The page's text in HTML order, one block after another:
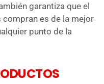
garantiza que el
es de la mejor
punto de la